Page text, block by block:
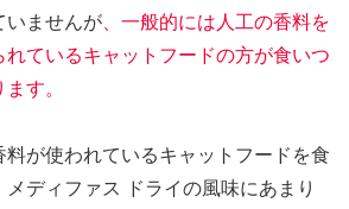
いませんが 、一般的には人工の香料を
ているキャットフードの方が食いつ
す。
料が使われているキャットフードを食
ディファス ドライの風味にあまり